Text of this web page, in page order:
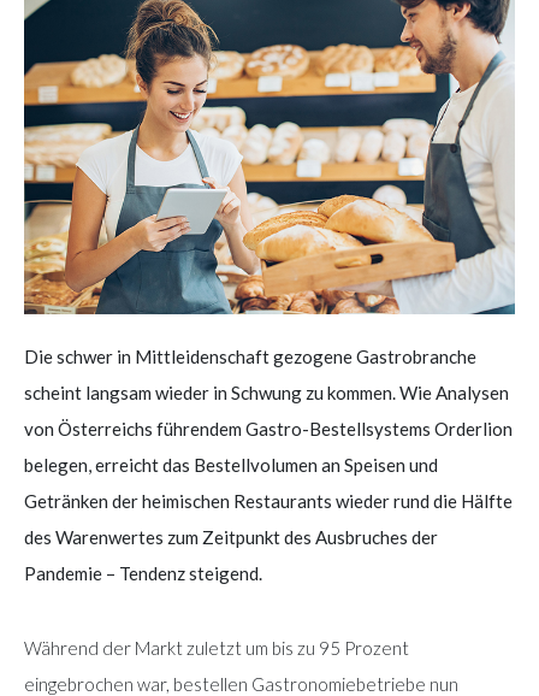
Die schwer in Mittleidenschaft gezogene Gastrobranche
scheint langsam wieder in Schwung zu kommen. Wie Analysen
von Österreichs führendem Gastro-Bestellsystems Orderlion
belegen, erreicht das Bestellvolumen an Speisen und
Getränken der heimischen Restaurants wieder rund die Hälfte
des Warenwertes zum Zeitpunkt des Ausbruches der
Pandemie – Tendenz steigend.
Während der Markt zuletzt um bis zu 95 Prozent
eingebrochen war, bestellen Gastronomiebetriebe nun